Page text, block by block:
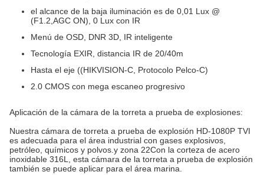
el alcance de la baja iluminación es de 0,01 Lux @
(F1.2,AGC ON), 0 Lux con IR
Menú de OSD, DNR 3D, IR inteligente
Tecnología EXIR, distancia IR de 20/40m
Hasta el eje ((HIKVISION-C, Protocolo Pelco-C)
2.0 CMOS con mega escaneo progresivo
Aplicación de la cámara de la torreta a prueba de explosiones:
Nuestra cámara de torreta a prueba de explosión HD-1080P TVI
es adecuada para el área industrial con gases explosivos,
petróleo, químicos y polvos.y zona 22Con la corteza de acero
inoxidable 316L, esta cámara de la torreta a prueba de explosión
también se puede aplicar para el área marina.